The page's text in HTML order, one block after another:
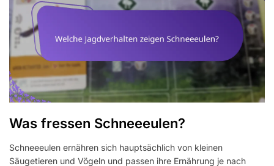
Was fressen Schneeeulen?
Schneeeulen ernähren sich hauptsächlich von kleinen
Säugetieren und Vögeln und passen ihre Ernährung je nach